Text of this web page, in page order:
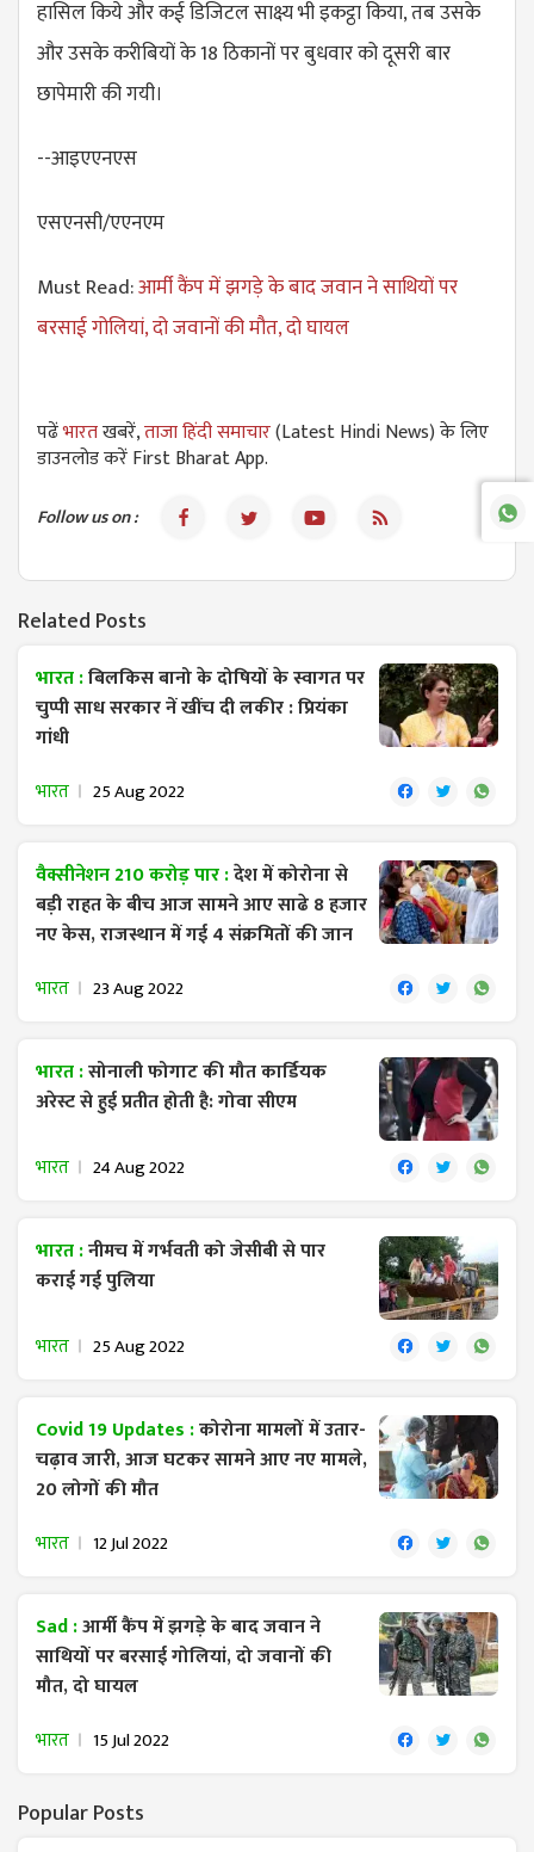
हासिल किये और कई डिजिटल साक्ष्य भी इकट्ठा किया, तब उसके
और उसके करीबियों के 18 ठिकानों पर बुधवार को दूसरी बार
छापेमारी की गयी।
--आइएएनएस
एसएनसी/एएनएम
Must Read:आर्मी कैंप में झगड़े के बाद जवान ने साथियों पर
बरसाई गोलियां, दो जवानों की मौत, दो घायल
पढेंभारतखबरें,ताजा हिंदी समाचार(Latest Hindi News) के लिए
डाउनलोड करें First Bharat App.
Follow us on :
Related Posts
भारत :बिलकिस बानो के दोषियों के स्वागत पर
चुप्पी साध सरकार नें खींच दी लकीर : प्रियंका
गांधी
भारत 25 Aug 2022
वैक्सीनेशन 210 करोड़ पार :देश में कोरोना से
बड़ी राहत के बीच आज सामने आए साढे 8 हजार
नए केस, राजस्थान में गई 4 संक्रमितों की जान
भारत 23 Aug 2022
भारत :सोनाली फोगाट की मौत कार्डियक
अरेस्ट से हुई प्रतीत होती है: गोवा सीएम
भारत 24 Aug 2022
भारत :नीमच में गर्भवती को जेसीबी से पार
कराई गई पुलिया
भारत 25 Aug 2022
Covid 19 Updates :कोरोना मामलों में उतार-
चढ़ाव जारी, आज घटकर सामने आए नए मामले,
20 लोगों की मौत
भारत 12 Jul 2022
Sad :आर्मी कैंप में झगड़े के बाद जवान ने
साथियों पर बरसाई गोलियां, दो जवानों की
मौत, दो घायल
भारत 15 Jul 2022
Popular Posts